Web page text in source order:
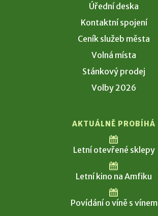
Úřední deska
Kontaktní spojení
Ceník služeb města
Volná místa
Stánkový prodej
Volby 2026
AKTUÁLNĚ PROBÍHÁ
Letní otevřené sklepy
Letní kino na Amfiku
Povídání o víně s vínem